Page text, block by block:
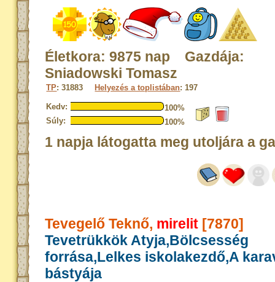
Életkora: 9875 nap Gazdája:
Sniadowski Tomasz
TP: 31883 Helyezés a toplistában: 197
Kedv:
100%
Súly:
100%
1 napja látogatta meg utoljára a
Tevegelő Teknő, mirelit [7870]
Tevetrükkök Atyja,Bölcsesség
forrása,Lelkes iskolakezdő,A
bástyája